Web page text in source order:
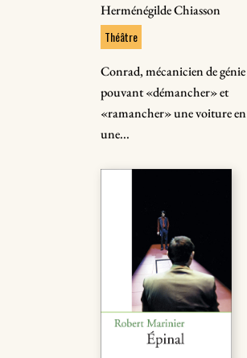
Herménégilde Chiasson
Théâtre
Conrad, mécanicien de génie
pouvant «démancher» et
«ramancher» une voiture en
une...